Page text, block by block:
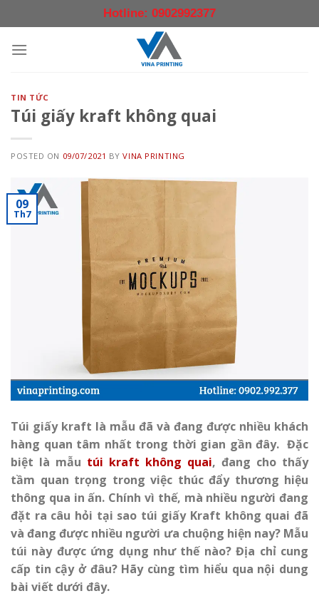
to
content
Hotline: 0902992377
TIN TỨC
Túi giấy kraft không quai
POSTED ON 09/07/2021 BYVINA PRINTING
09
Th7
Túi giấy kraft là mẫu đã và đang được nhiều khách
hàng quan tâm nhất trong thời gian gần đây. Đặc
biệt là mẫu túi kraft không quai, đang cho thấy
tầm quan trọng trong việc thúc đẩy thương hiệu
thông qua in ấn. Chính vì thế, mà nhiều người đang
đặt ra câu hỏi tại sao túi giấy Kraft không quai đã
và đang được nhiều người ưa chuộng hiện nay? Mẫu
túi này được ứng dụng như thế nào? Địa chỉ cung
cấp tin cậy ở đâu? Hãy cùng tìm hiểu qua nội dung
bài viết dưới đây.